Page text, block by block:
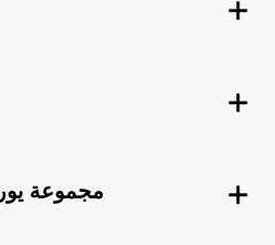
مجموعة